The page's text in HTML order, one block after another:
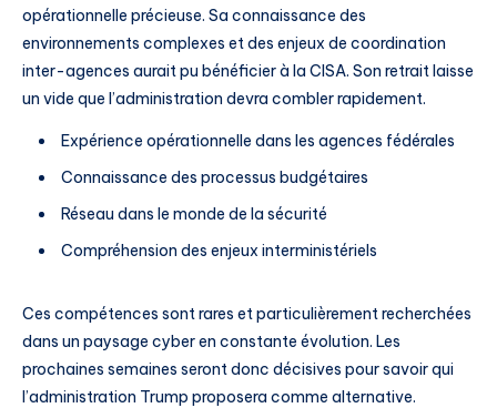
opérationnelle précieuse. Sa connaissance des
environnements complexes et des enjeux de coordination
inter-agences aurait pu bénéficier à la CISA. Son retrait laisse
un vide que l’administration devra combler rapidement.
Expérience opérationnelle dans les agences fédérales
Connaissance des processus budgétaires
Réseau dans le monde de la sécurité
Compréhension des enjeux interministériels
Ces compétences sont rares et particulièrement recherchées
dans un paysage cyber en constante évolution. Les
prochaines semaines seront donc décisives pour savoir qui
l’administration Trump proposera comme alternative.